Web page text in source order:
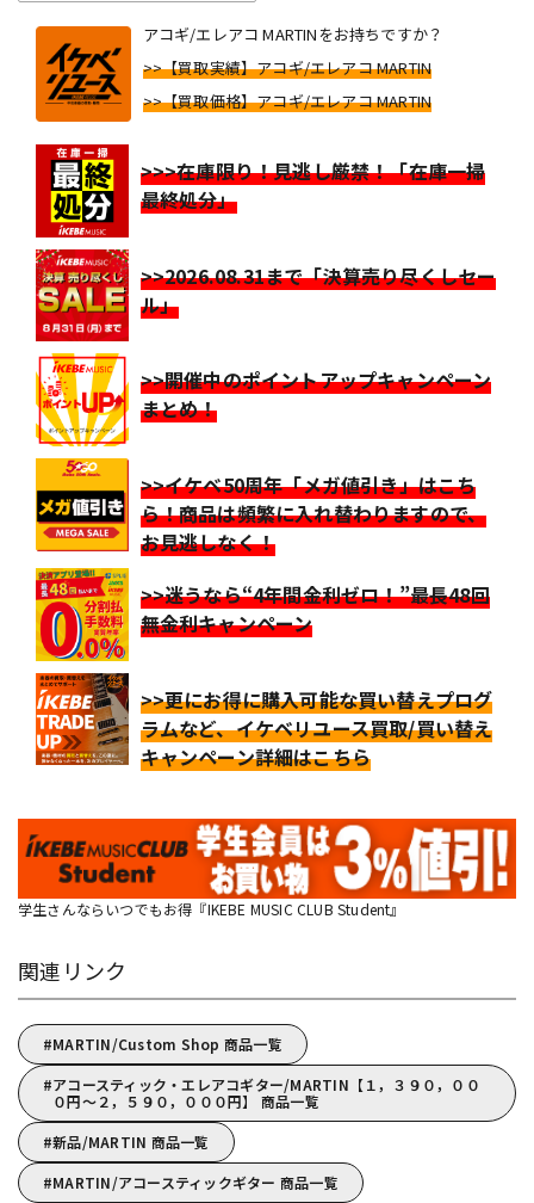
アコギ/エレアコ MARTINをお持ちですか？
>>【買取実績】アコギ/エレアコ MARTIN
>>【買取価格】アコギ/エレアコ MARTIN
>>>在庫限り！見逃し厳禁！「在庫一掃
最終処分」
>>2026.08.31まで「決算売り尽くしセー
ル」
>>開催中のポイントアップキャンペーン
まとめ！
>>イケベ50周年「メガ値引き」はこち
ら！商品は頻繁に入れ替わりますので、
お見逃しなく！
>>迷うなら“4年間金利ゼロ！”最長48回
無金利キャンペーン
>>更にお得に購入可能な買い替えプログ
ラムなど、イケベリユース買取/買い替え
キャンペーン詳細はこちら
学生さんならいつでもお得『IKEBE MUSIC CLUB Student』
関連リンク
MARTIN/Custom Shop 商品一覧
アコースティック・エレアコギター/MARTIN【１，３９０，００
０円～２，５９０，０００円】 商品一覧
新品/MARTIN 商品一覧
MARTIN/アコースティックギター 商品一覧